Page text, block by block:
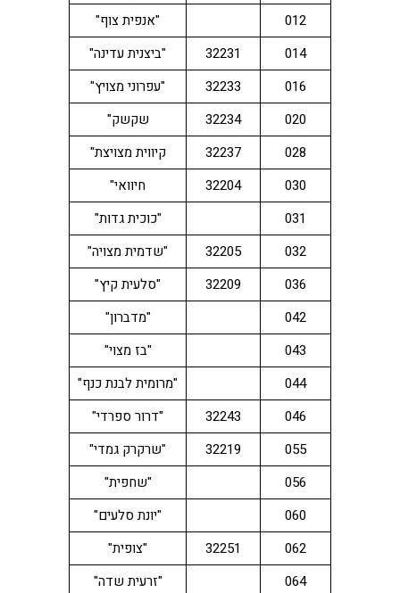
012
"אנפית צוף"
014
32231
"ביצנית עדינה"
016
32233
"עפרוני מצויץ"
020
32234
שקשק"
028
32237
קיווית מצויצת"
030
32204
חיוואי"
031
"כוכית גדות"
032
32205
"שדמית מצויה"
036
32209
"סלעית קיץ"
042
"מדברון"
043
"בז מצוי"
044
"מרומית לבנת כנף"
046
32243
"דרור ספרדי"
055
32219
"שרקרק גמדי"
056
"שחפית"
060
"יונת סלעים"
062
32251
"צופית"
064
"זרעית שדה"